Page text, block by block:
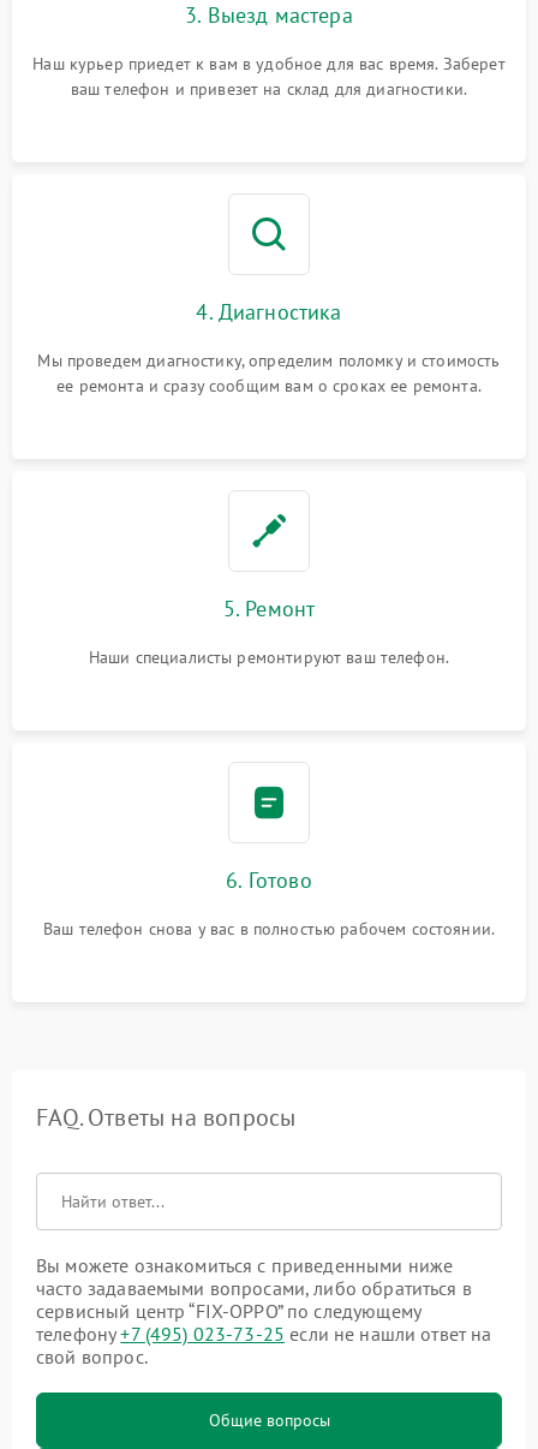
3. Выезд мастера
Наш курьер приедет к вам в удобное для вас время. Заберет
ваш телефон и привезет на склад для диагностики.
4. Диагностика
Мы проведем диагностику, определим поломку и стоимость
ее ремонта и сразу сообщим вам о сроках ее ремонта.
5. Ремонт
Наши специалисты ремонтируют ваш телефон.
6. Готово
Ваш телефон снова у вас в полностью рабочем состоянии.
FAQ. Ответы на вопросы
Вы можете ознакомиться с приведенными ниже
часто задаваемыми вопросами, либо обратиться в
сервисный центр “FIX-OPPO” по следующему
телефону+7 (495) 023-73-25 если не нашли ответ на
свой вопрос.
Общие вопросы